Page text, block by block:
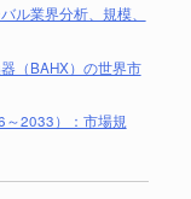
ル業界分析、規模、
（BAHX）の世界市
～2033）：市場規